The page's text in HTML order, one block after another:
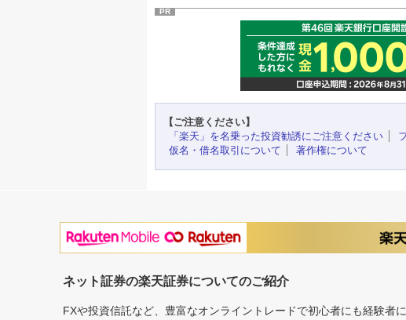
PR
【ご注意ください】
「楽天」を名乗った投資勧誘にご注意ください
仮名・借名取引について
著作権について
ネット証券の楽天証券についてのご紹介
FXや投資信託など、豊富なオンライントレードで初心者にも経験